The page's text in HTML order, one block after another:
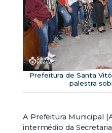
Prefeitura de Santa
palestra
A Prefeitura Municipal
intermédio da